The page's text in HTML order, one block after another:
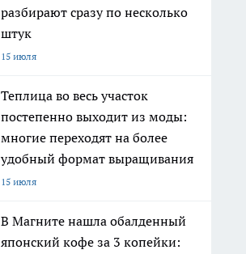
разбирают сразу по несколько
штук
15 июля
Теплица во весь участок
постепенно выходит из моды:
многие переходят на более
удобный формат выращивания
15 июля
В Магните нашла обалденный
японский кофе за 3 копейки: